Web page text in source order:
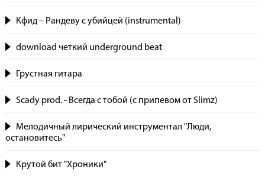
Кфид – Рандеву с убийцей (instrumental)
download четкий underground beat
Грустная гитара
Scady prod. - Всегда с тобой (с припевом от Slimz)
Мелодичный лирический инструментал "Люди,
остановитесь"
Крутой бит "Хроники"